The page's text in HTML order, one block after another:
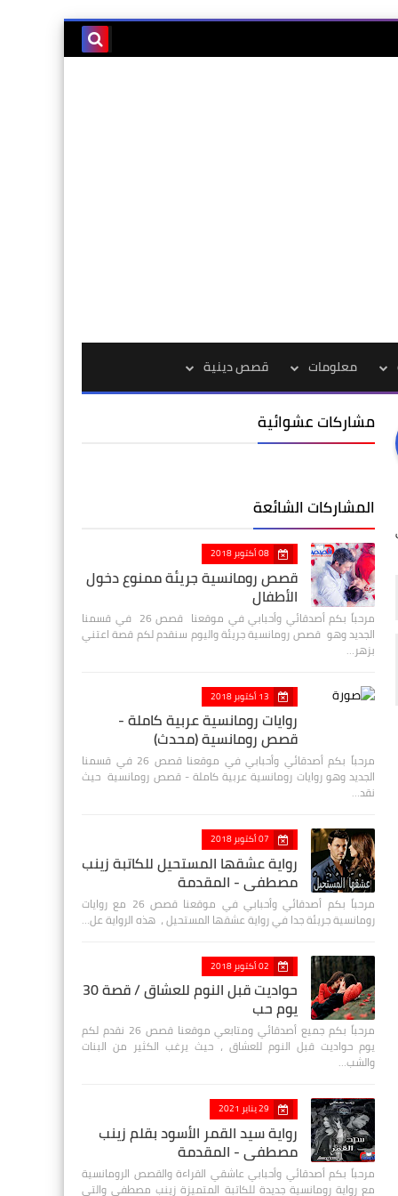
معلومات قصص دينية
مشاركات عشوائية
المشاركات الشائعة
08 أكتوبر 2018
قصص رومانسية جريئة ممنوع دخول
الأطفال
مرحباً بكم أصدقائي وأحبابي في موقعنا قصص 26 في قسمنا
الجديد وهو قصص رومانسية جريئة واليوم سنقدم لكم قصة اعتني
بزهر…
13 أكتوبر 2018
روايات رومانسية عربية كاملة -
قصص رومانسية (محدث)
مرحباً بكم أصدقائي وأحبابي في موقعنا قصص 26 في قسمنا
الجديد وهو روايات رومانسية عربية كاملة - قصص رومانسية حيث
نقد…
07 أكتوبر 2018
رواية عشقها المستحيل للكاتبة زينب
مصطفي - المقدمة
مرحباً بكم أصدقائي وأحبابي في موقعنا قصص 26 مع روايات
رومانسية جريئة جدا في رواية عشقها المستحيل ، هذه الرواية عل…
02 أكتوبر 2018
حواديت قبل النوم للعشاق / قصة 30
يوم حب
مرحباً بكم جميع أصدقائي ومتابعي موقعنا قصص 26 نقدم لكم
يوم حواديت قبل النوم للعشاق ، حيث يرغب الكثير من البنات
والشب…
29 يناير 2021
رواية سيد القمر الأسود بقلم زينب
مصطفي - المقدمة
مرحباً بكم أصدقائي وأحبابي عاشقي القراءة والقصص الرومانسية
مع رواية رومانسية جديدة للكاتبة المتميزة زينب مصطفى والتي